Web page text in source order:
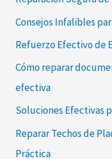
Consejos Infalibles
Refuerzo Efectivo de
Cómo reparar
efectiva
Soluciones Efectivas
Reparar Techos de
Práctica